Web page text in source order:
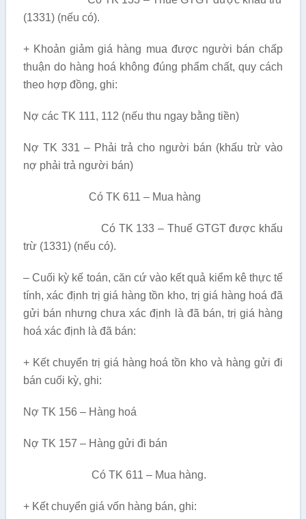
(1331) (nếu có).
+ Khoản giảm giá hàng mua được người bán chấp
thuận do hàng hoá không đúng phẩm chất, quy cách
theo hợp đồng, ghi:
Nợ các TK 111, 112 (nếu thu ngay bằng tiền)
Nợ TK 331 – Phải trả cho người bán (khấu trừ vào
nợ phải trả người bán)
Có TK 611 – Mua hàng
Có TK 133 – Thuế GTGT được khấu
trừ (1331) (nếu có).
– Cuối kỳ kế toán, căn cứ vào kết quả kiểm kê thực tế
tính, xác định trị giá hàng tồn kho, trị giá hàng hoá đã
gửi bán nhưng chưa xác định là đã bán, trị giá hàng
hoá xác định là đã bán:
+ Kết chuyển trị giá hàng hoá tồn kho và hàng gửi đi
bán cuối kỳ, ghi:
Nợ TK 156 – Hàng hoá
Nợ TK 157 – Hàng gửi đi bán
Có TK 611 – Mua hàng.
+ Kết chuyển giá vốn hàng bán, ghi: